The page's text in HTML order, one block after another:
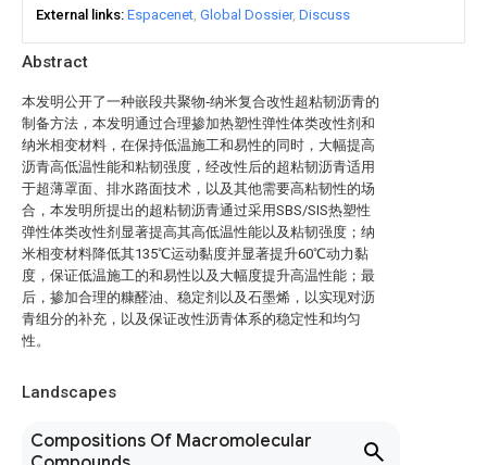
Abstract
本发明公开了一种嵌段共聚物‑纳米复合改性超粘韧沥青的
制备方法，本发明通过合理掺加热塑性弹性体类改性剂和
纳米相变材料，在保持低温施工和易性的同时，大幅提高
沥青高低温性能和粘韧强度，经改性后的超粘韧沥青适用
于超薄罩面、排水路面技术，以及其他需要高粘韧性的场
合，本发明所提出的超粘韧沥青通过采用SBS/SIS热塑性
弹性体类改性剂显著提高其高低温性能以及粘韧强度；纳
米相变材料降低其135℃运动黏度并显著提升60℃动力黏
度，保证低温施工的和易性以及大幅度提升高温性能；最
后，掺加合理的糠醛油、稳定剂以及石墨烯，以实现对沥
青组分的补充，以及保证改性沥青体系的稳定性和均匀
性。
Landscapes
Compositions Of Macromolecular
External links Espacenet Global Dossier Discuss